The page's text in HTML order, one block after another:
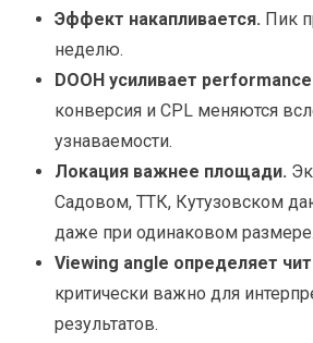
Эффект накапливается. Пик
неделю.
DOOH усиливает
конверсия и CPL меняются
узнаваемости.
Локация важнее площади.
Садовом, ТТК, Кутузовском
даже при одинаковом размере.
Viewing angle определяет
критически важно для
результатов.